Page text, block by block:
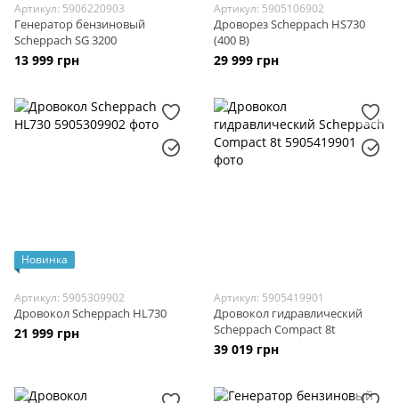
Артикул: 5906220903
Генератор бензиновый
Scheppach SG 3200
13 999 грн
Артикул: 5905106902
Дроворез Scheppach HS730
(400 В)
29 999 грн
Новинка
Артикул: 5905309902
Дровокол Scheppach HL730
21 999 грн
Артикул: 5905419901
Дровокол гидравлический
Scheppach Compact 8t
39 019 грн